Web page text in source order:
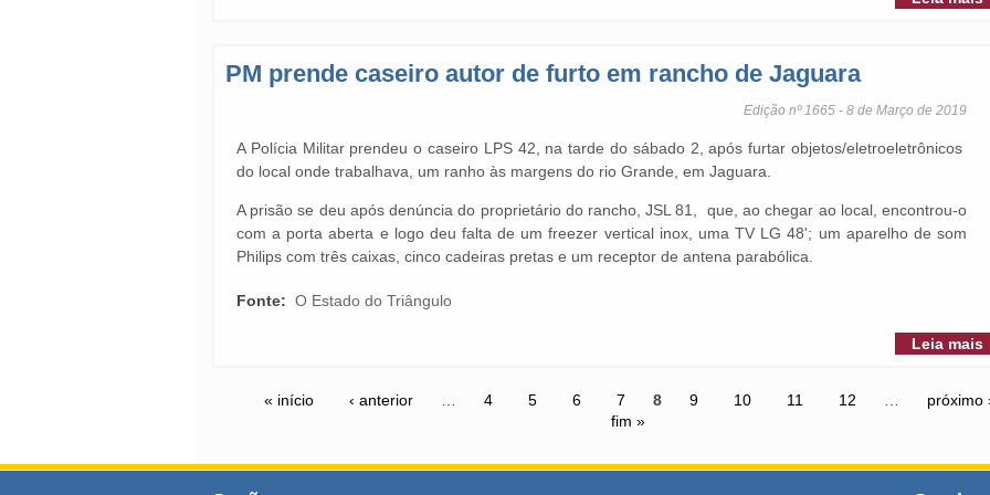
PM prende caseiro autor de furto em rancho de Jaguara
Edição nº 1665 - 8 de Março de 2019
A Polícia Militar prendeu o caseiro LPS 42, na tarde do sábado 2, após furtar objetos/eletroeletrônicos
do local onde trabalhava, um ranho às margens do rio Grande, em Jaguara.
A prisão se deu após denúncia do proprietário do rancho, JSL 81, que, ao chegar ao local, encontrou-o
com a porta aberta e logo deu falta de um freezer vertical inox, uma TV LG 48'; um aparelho de som
Philips com três caixas, cinco cadeiras pretas e um receptor de antena parabólica.
Fonte: O Estado do Triângulo
Leia mais
« início ‹ anterior 4 5 6 7 8 9 10 11 12
próximo
fim »